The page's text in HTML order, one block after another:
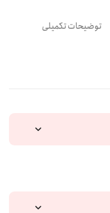
توضیحات تکمیلی